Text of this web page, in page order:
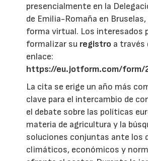
presencialmente en la
de Emilia-Romaña en
forma virtual. Los interesados
formalizar su registro a través
enlace:
https://eu.jotform.com/form/
La cita se erige un año más
clave para el intercambio de
el debate sobre las políticas
materia de agricultura y la
soluciones conjuntas ante los
climáticos, económicos y